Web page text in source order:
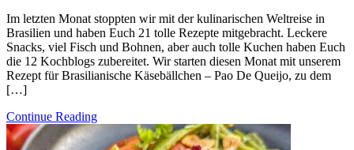
Im letzten Monat stoppten wir mit der kulinarischen Weltreise in
Brasilien und haben Euch 21 tolle Rezepte mitgebracht. Leckere
Snacks, viel Fisch und Bohnen, aber auch tolle Kuchen haben Euch
die 12 Kochblogs zubereitet. Wir starten diesen Monat mit unserem
Rezept für Brasilianische Käsebällchen – Pao De Queijo, zu dem
[…]
Continue Reading